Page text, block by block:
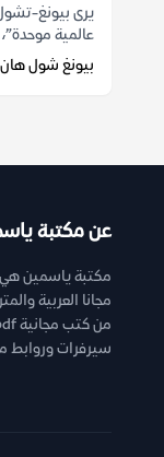
يرى بيونغ-
عالمية
بيونغ شول هان
عن مكتبة
مكتبة ياسمين هي
مجانا العربية
سيرفرات وروابط